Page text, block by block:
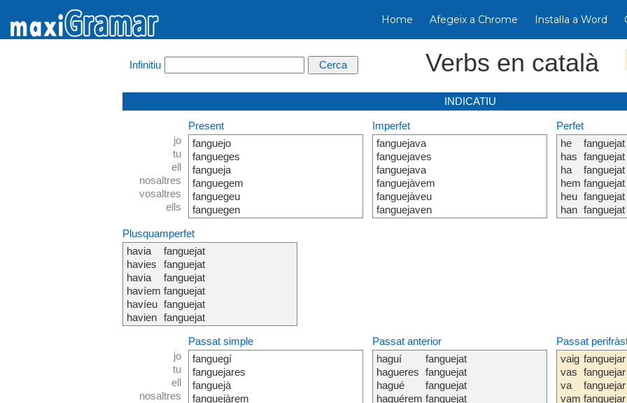
Home Afegeix a Chrome Instal·la a Word
Infinitiu Verbs en català
INDICATIU
jo
tu
ell
nosaltres
vosaltres
ells
Present
fanguejo
fangueges
fangueja
fanguegem
fanguegeu
fanguegen
Imperfet
fanguejava
fanguejaves
fanguejava
fanguejàvem
fanguejàveu
fanguejaven
Perfet
he
has
ha
hem
heu
han
fanguejat
fanguejat
fanguejat
fanguejat
fanguejat
fanguejat
Plusquamperfet
havia
havies
havia
havíem
havíeu
havien
fanguejat
fanguejat
fanguejat
fanguejat
fanguejat
fanguejat
jo
tu
ell
nosaltres
Passat simple
fanguegí
fanguejares
fanguejà
fanguejàrem
Passat anterior
haguí
hagueres
hagué
haguérem
fanguejat
fanguejat
fanguejat
fanguejat
Passat
vaig
vas
va
vam
fanguejar
fanguejar
fanguejar
fanguejar